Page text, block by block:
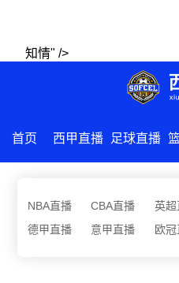
知情" />
首页 西甲直播 足球直播
NBA直播 CBA直播 英超
德甲直播
意甲直播 欧